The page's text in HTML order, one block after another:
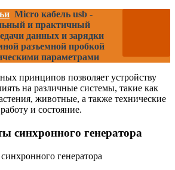
Micro кабель usb -
и практичный
данных и зарядки
разъемной пробкой
параметрами
принципов позволяет устройству
на различные системы, такие как
животные, а также технические
и состояние.
синхронного генератора